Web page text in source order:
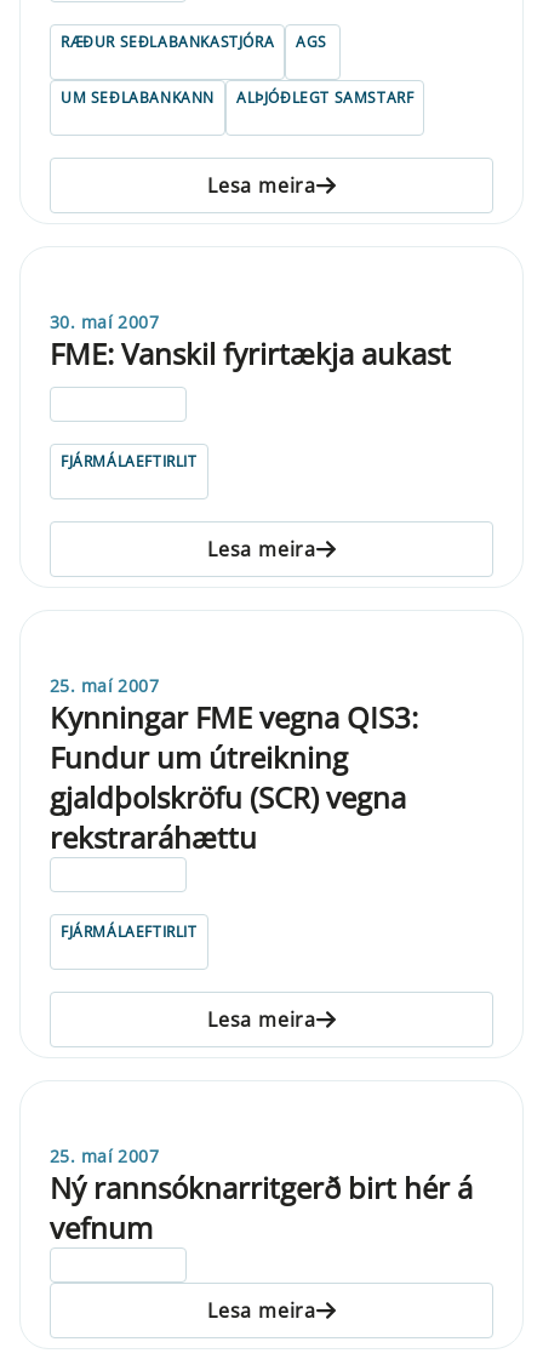
RÆÐUR SEÐLABANKASTJÓRA AGS
UM SEÐLABANKANN ALÞJÓÐLEGT SAMSTARF
Lesa meira
30. maí 2007
FME: Vanskil fyrirtækja aukast
FJÁRMÁLAEFTIRLIT
Lesa meira
25. maí 2007
Kynningar FME vegna QIS3:
Fundur um útreikning
gjaldþolskröfu (SCR) vegna
rekstraráhættu
FJÁRMÁLAEFTIRLIT
Lesa meira
25. maí 2007
Ný rannsóknarritgerð birt hér á
vefnum
Lesa meira